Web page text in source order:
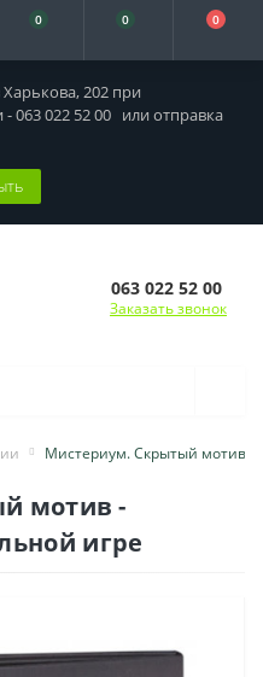
202 при
063 022 52 00 или отправка
0 0 0
063 022 52 00
Заказать звонок
Мистериум. Скрытый мотив
мотив -
игре